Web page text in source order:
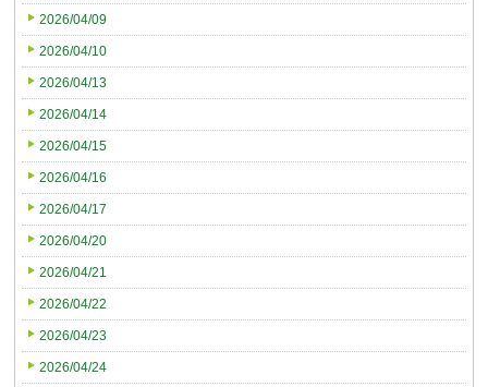
2026/04/09
2026/04/10
2026/04/13
2026/04/14
2026/04/15
2026/04/16
2026/04/17
2026/04/20
2026/04/21
2026/04/22
2026/04/23
2026/04/24